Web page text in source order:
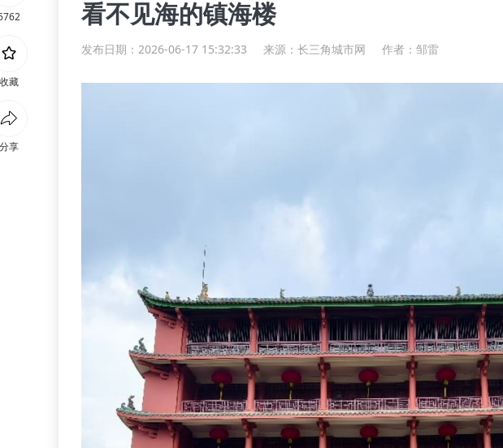
看不见海的镇海楼
发布日期：2026-06-17 15:32:33 来源： 长三角城市网 作者：邹雷
收藏
分享